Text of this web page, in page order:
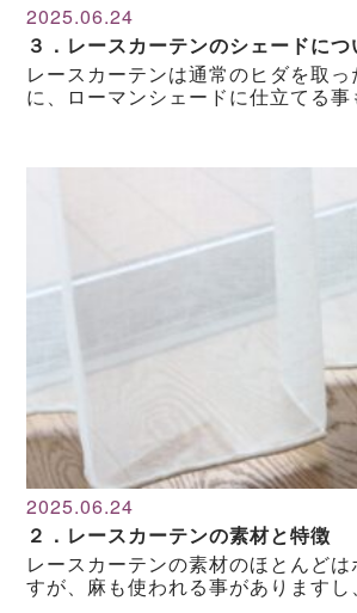
2025.06.24
３．レースカーテンのシェードにつ
レースカーテンは通常のヒダを取
に、ローマンシェードに仕立てる
2025.06.24
２．レースカーテンの素材と特徴
レースカーテンの素材のほとんど
すが、麻も使われる事があります